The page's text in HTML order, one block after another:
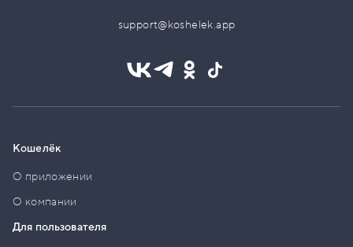
support@koshelek.app
Кошелёк
О приложении
О компании
Для пользователя